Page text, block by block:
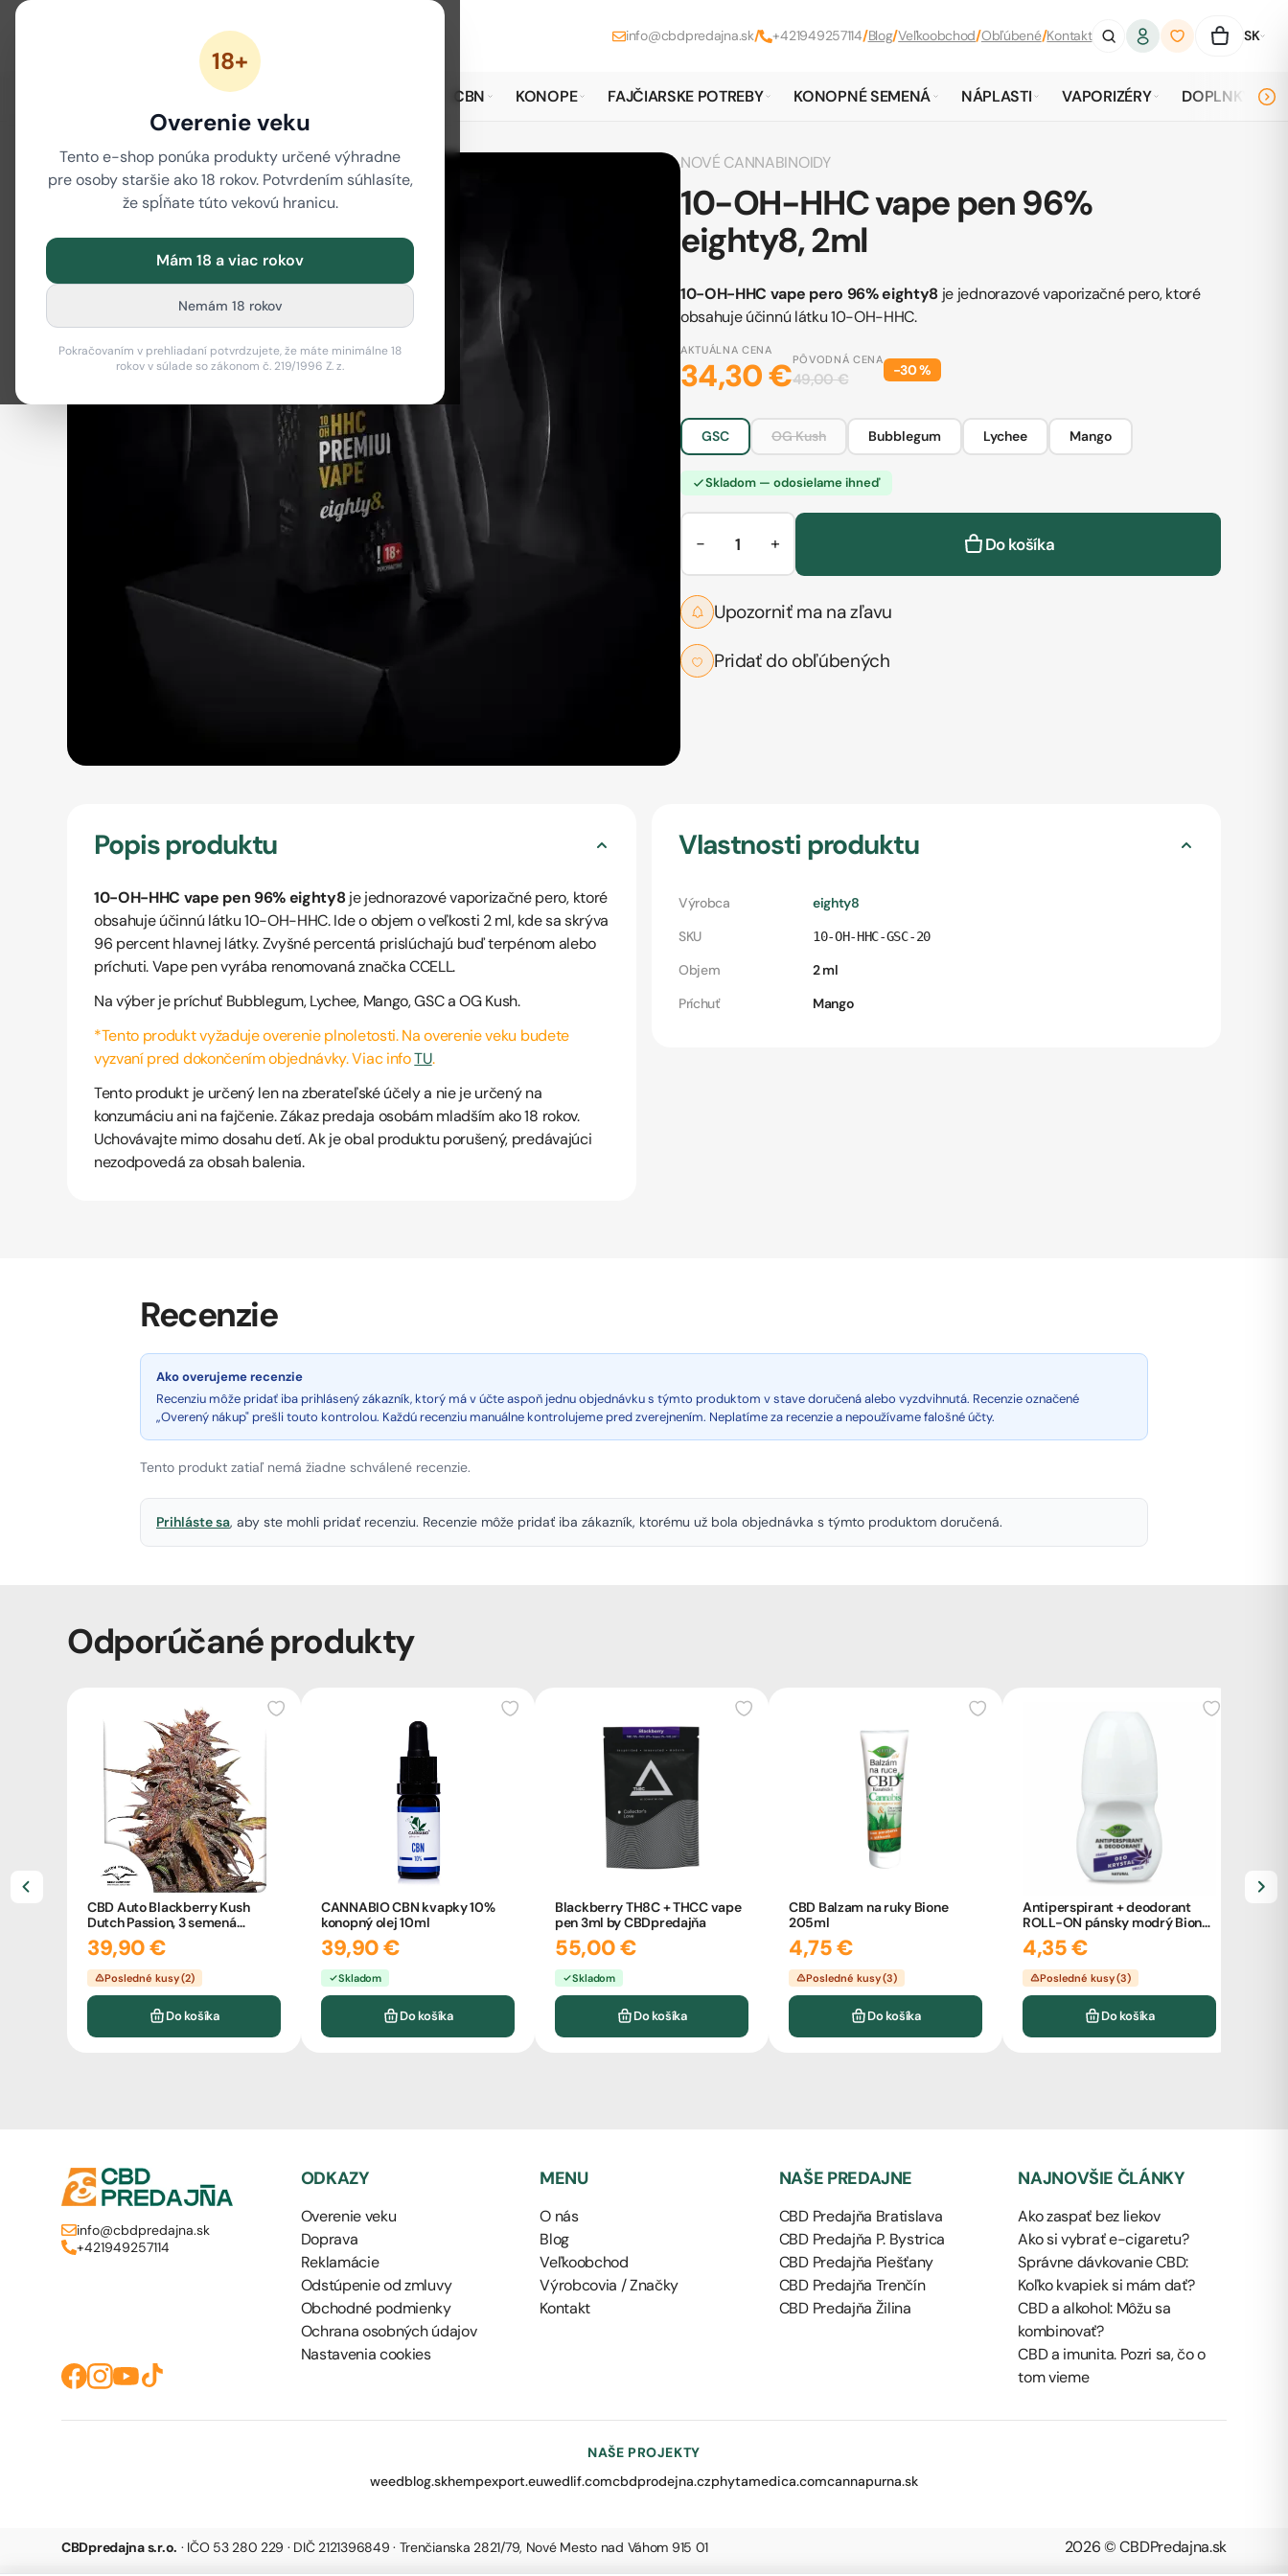
18+
Overenie veku
Tento e-shop ponúka produkty určené výhradne
pre osoby staršie ako 18 rokov. Potvrdením súhlasíte,
že spĺňate túto vekovú hranicu.
Mám 18 a viac rokov
Nemám 18 rokov
Pokračovaním v prehliadaní potvrdzujete, že máte minimálne 18
rokov v súlade so zákonom č. 219/1996 Z. z.
info@cbdpredajna.sk/ +421949257114/Blog/Veľkoobchod/Obľúbené/Kontakt SK
NOVÉ CANNABINOIDY CBN KONOPE FAJČIARSKE POTREBY KONOPNÉ SEMENÁ NÁPLASTI VAPORIZÉRY DOPLNKY
NOVÉ CANNABINOIDY
10-OH-HHC vape pen 96%
eighty8, 2ml
10-OH-HHC vape pero 96% eighty8 je jednorazové vaporizačné pero, ktoré
obsahuje účinnú látku 10-OH-HHC.
AKTUÁLNA CENA
34,30 €PÔVODNÁ CENA
49,00 €
−30%
GSC OG Kush Bubblegum Lychee Mango
Skladom — odosielame ihneď
− + Do košíka
Upozorniť ma na zľavu
Pridať do obľúbených
Popis produktu
10-OH-HHC vape pen 96% eighty8 je jednorazové vaporizačné pero, ktoré
obsahuje účinnú látku 10-OH-HHC. Ide o objem o veľkosti 2 ml, kde sa skrýva
96 percent hlavnej látky. Zvyšné percentá prislúchajú buď terpénom alebo
príchuti. Vape pen vyrába renomovaná značka CCELL.
Na výber je príchuť Bubblegum, Lychee, Mango, GSC a OG Kush.
*Tento produkt vyžaduje overenie plnoletosti. Na overenie veku budete
vyzvaní pred dokončením objednávky. Viac infoTU.
Tento produkt je určený len na zberateľské účely a nie je určený na
konzumáciu ani na fajčenie. Zákaz predaja osobám mladším ako 18 rokov.
Uchovávajte mimo dosahu detí. Ak je obal produktu porušený, predávajúci
nezodpovedá za obsah balenia.
Vlastnosti produktu
Výrobca
eighty8
SKU
10-OH-HHC-GSC-20
Objem
2 ml
Príchuť
Mango
Recenzie
Ako overujeme recenzie
Recenziu môže pridať iba prihlásený zákazník, ktorý má v účte aspoň jednu objednávku s týmto produktom v stave doručená alebo vyzdvihnutá. Recenzie označené
„Overený nákup" prešli touto kontrolou. Každú recenziu manuálne kontrolujeme pred zverejnením. Neplatíme za recenzie a nepoužívame falošné účty.
Tento produkt zatiaľ nemá žiadne schválené recenzie.
Prihláste sa, aby ste mohli pridať recenziu. Recenzie môže pridať iba zákazník, ktorému už bola objednávka s týmto produktom doručená.
Odporúčané produkty
CBD Auto Blackberry Kush
Dutch Passion, 3 semená
konope
39,90 €
Posledné kusy (2)
Do košíka
CANNABIO CBN kvapky 10%
konopný olej 10ml
39,90 €
Skladom
Do košíka
Blackberry TH8C + THCC vape
pen 3ml by CBDpredajňa
55,00 €
Skladom
Do košíka
CBD Balzam na ruky Bione
205ml
4,75 €
Posledné kusy (3)
Do košíka
Antiperspirant + deodorant
ROLL-ON pánsky modrý Bione
80ml
4,35 €
Posledné kusy (3)
Do košíka
info@cbdpredajna.sk
+421949257114
ODKAZY
Overenie veku
Doprava
Reklamácie
Odstúpenie od zmluvy
Obchodné podmienky
Ochrana osobných údajov
Nastavenia cookies
MENU
O nás
Blog
Veľkoobchod
Výrobcovia / Značky
Kontakt
NAŠE PREDAJNE
CBD Predajňa Bratislava
CBD Predajňa P. Bystrica
CBD Predajňa Piešťany
CBD Predajňa Trenčín
CBD Predajňa Žilina
NAJNOVŠIE ČLÁNKY
Ako zaspať bez liekov
Ako si vybrať e-cigaretu?
Správne dávkovanie CBD:
Koľko kvapiek si mám dať?
CBD a alkohol: Môžu sa
kombinovať?
CBD a imunita. Pozri sa, čo o
tom vieme
NAŠE PROJEKTY
weedblog.skhempexport.euwedlif.comcbdprodejna.czphytamedica.comcannapurna.sk
CBDpredajna s.r.o. · IČO 53 280 229 · DIČ 2121396849 · Trenčianska 2821/79, Nové Mesto nad Váhom 915 01 2026 © CBDPredajna.sk